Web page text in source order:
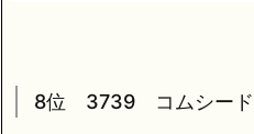
8位 3739 コムシー